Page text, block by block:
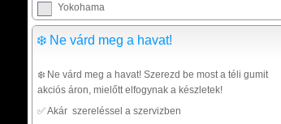
Yokohama
❄️ Ne várd meg a havat!
❄️ Ne várd meg a havat! Szerezd be most a téli gumit
akciós áron, mielőtt elfogynak a készletek!
✅ Akár szereléssel a szervizben